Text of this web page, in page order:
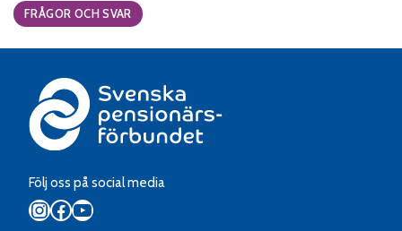
Categories:
FRÅGOR OCH SVAR
Följ oss på social media
Instagram
Facebook
YouTube